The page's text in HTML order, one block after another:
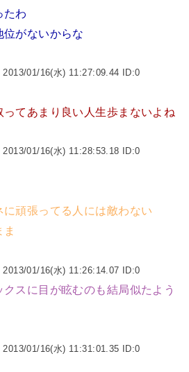
たわ
がないからな
2013/01/16(水) 11:27:09.44 ID:0
ってあまり良い人生歩まないよね
2013/01/16(水) 11:28:53.18 ID:0
頑張ってる人には敵わない
2013/01/16(水) 11:26:14.07 ID:0
スに目が眩むのも結局似たよう
2013/01/16(水) 11:31:01.35 ID:0